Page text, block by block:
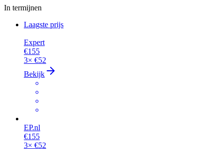
In termijnen
Laagste prijs
Expert
€155
3× €52
Bekijk
EP.nl
€155
3× €52